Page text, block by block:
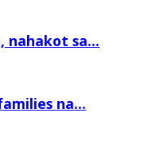
nahakot sa...
na...